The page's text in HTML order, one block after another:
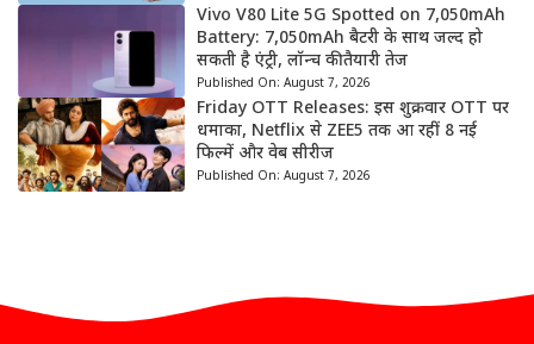
Vivo V80 Lite 5G Spotted on 7,050mAh
Battery: 7,050mAh बैटरी के साथ जल्द हो
सकती है एंट्री, लॉन्च की तैयारी तेज
Published On: August 7, 2026
Friday OTT Releases: इस शुक्रवार OTT पर
धमाका, Netflix से ZEE5 तक आ रहीं 8 नई
फिल्में और वेब सीरीज
Published On: August 7, 2026